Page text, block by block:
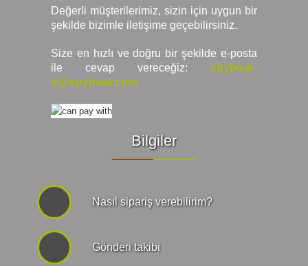
Değerli müşterilerimiz, sizin için uygun bir
şekilde bizimle iletişime geçebilirsiniz.
Size en hızlı ve doğru bir şekilde e-posta
ile cevap vereceğiz:
spyboar-
tr@spyboar.com
Bilgiler
Nasıl sipariş verebilirim?
Gönderi takibi